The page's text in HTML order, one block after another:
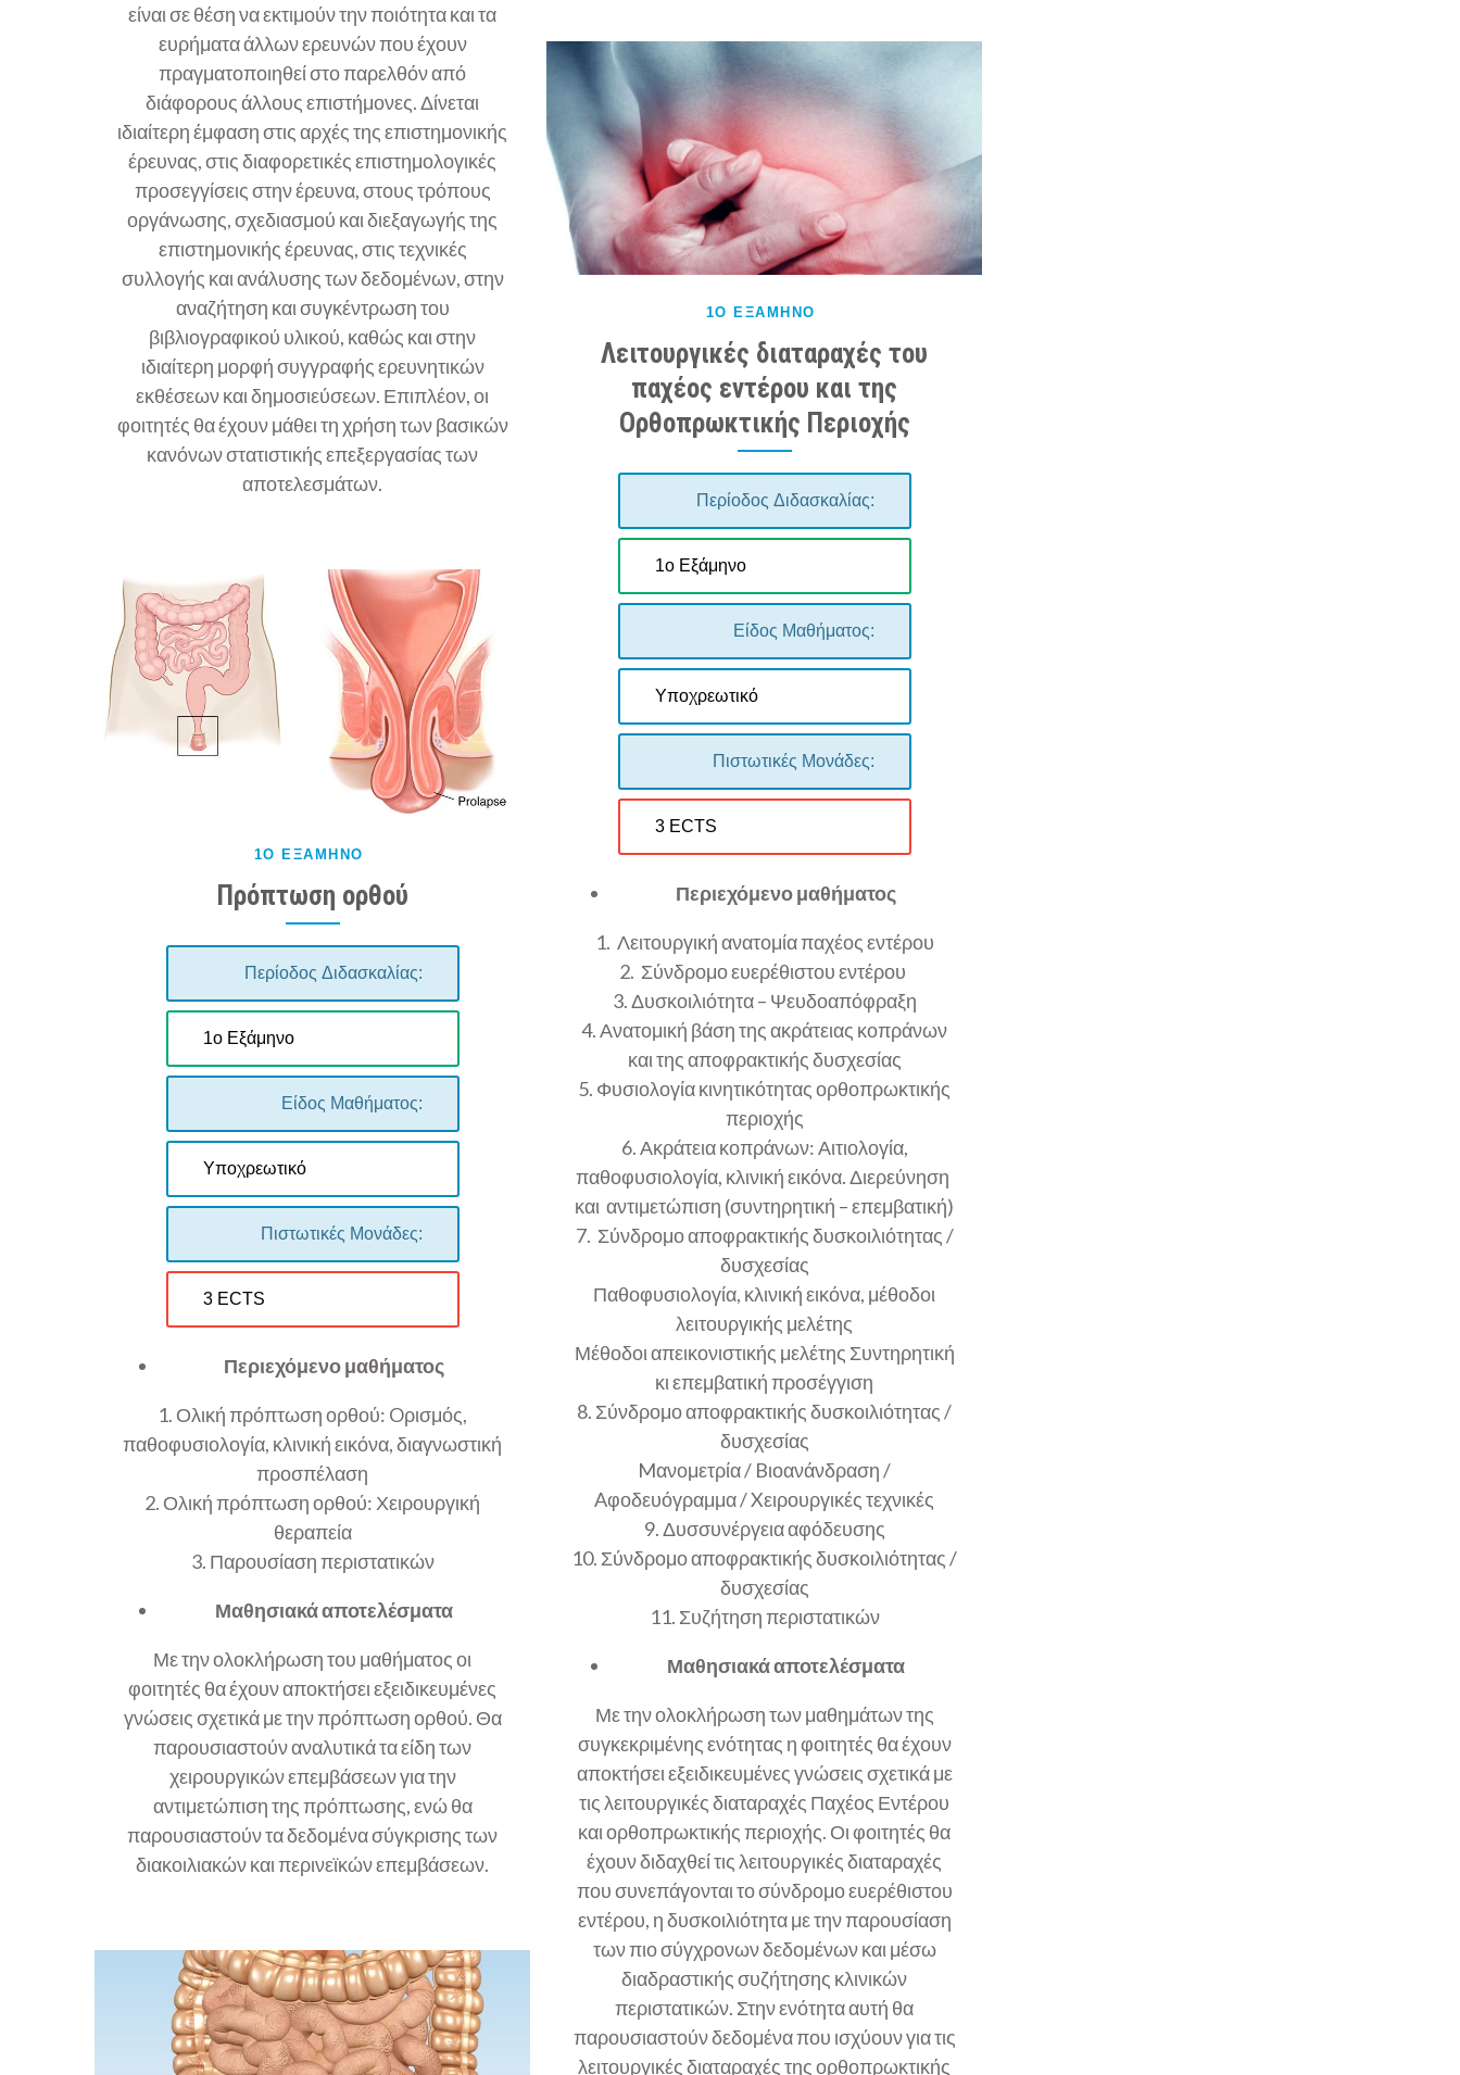
είναι σε θέση να εκτιμούν την ποιότητα και τα
ευρήματα άλλων ερευνών που έχουν
πραγματοποιηθεί στο παρελθόν από
διάφορους άλλους επιστήμονες. Δίνεται
ιδιαίτερη έμφαση στις αρχές της επιστημονικής
έρευνας, στις διαφορετικές επιστημολογικές
προσεγγίσεις στην έρευνα, στους τρόπους
οργάνωσης, σχεδιασμού και διεξαγωγής της
επιστημονικής έρευνας, στις τεχνικές
συλλογής και ανάλυσης των δεδομένων, στην
αναζήτηση και συγκέντρωση του
βιβλιογραφικού υλικού, καθώς και στην
ιδιαίτερη μορφή συγγραφής ερευνητικών
εκθέσεων και δημοσιεύσεων. Επιπλέον, οι
φοιτητές θα έχουν μάθει τη χρήση των βασικών
κανόνων στατιστικής επεξεργασίας των
αποτελεσμάτων.
1Ο ΕΞΆΜΗΝΟ
Λειτουργικές διαταραχές του
παχέος εντέρου και της
Ορθοπρωκτικής Περιοχής
Περίοδος Διδασκαλίας:
1ο Εξάμηνο
Είδος Μαθήματος:
Υποχρεωτικό
Πιστωτικές Μονάδες:
3 ECTS
Περιεχόμενο μαθήματος
1. Λειτουργική ανατομία παχέος εντέρου
2. Σύνδρομο ευερέθιστου εντέρου
3. Δυσκοιλιότητα – Ψευδοαπόφραξη
4. Ανατομική βάση της ακράτειας κοπράνων
και της αποφρακτικής δυσχεσίας
5. Φυσιολογία κινητικότητας ορθοπρωκτικής
περιοχής
6. Ακράτεια κοπράνων: Αιτιολογία,
παθοφυσιολογία, κλινική εικόνα. Διερεύνηση
και αντιμετώπιση (συντηρητική – επεμβατική)
7. Σύνδρομο αποφρακτικής δυσκοιλιότητας /
δυσχεσίας
Παθοφυσιολογία, κλινική εικόνα, μέθοδοι
λειτουργικής μελέτης
Μέθοδοι απεικονιστικής μελέτης Συντηρητική
κι επεμβατική προσέγγιση
8. Σύνδρομο αποφρακτικής δυσκοιλιότητας /
δυσχεσίας
Mανομετρία / Bιοανάνδραση /
Aφοδευόγραμμα / Xειρουργικές τεχνικές
9. Δυσσυνέργεια αφόδευσης
10. Σύνδρομο αποφρακτικής δυσκοιλιότητας /
δυσχεσίας
11. Συζήτηση περιστατικών
Μαθησιακά αποτελέσματα
Με την ολοκλήρωση των μαθημάτων της
συγκεκριμένης ενότητας η φοιτητές θα έχουν
αποκτήσει εξειδικευμένες γνώσεις σχετικά με
τις λειτουργικές διαταραχές Παχέος Εντέρου
και ορθοπρωκτικής περιοχής. Οι φοιτητές θα
έχουν διδαχθεί τις λειτουργικές διαταραχές
που συνεπάγονται το σύνδρομο ευερέθιστου
εντέρου, η δυσκοιλιότητα με την παρουσίαση
των πιο σύγχρονων δεδομένων και μέσω
διαδραστικής συζήτησης κλινικών
περιστατικών. Στην ενότητα αυτή θα
παρουσιαστούν δεδομένα που ισχύουν για τις
λειτουργικές διαταραχές της ορθοπρωκτικής
1Ο ΕΞΆΜΗΝΟ
Πρόπτωση ορθού
Περίοδος Διδασκαλίας:
1ο Εξάμηνο
Είδος Μαθήματος:
Υποχρεωτικό
Πιστωτικές Μονάδες:
3 ECTS
Περιεχόμενο μαθήματος
1. Ολική πρόπτωση ορθού: Oρισμός,
παθοφυσιολογία, κλινική εικόνα, διαγνωστική
προσπέλαση
2. Ολική πρόπτωση ορθού: Χειρουργική
θεραπεία
3. Παρουσίαση περιστατικών
Μαθησιακά αποτελέσματα
Με την ολοκλήρωση του μαθήματος οι
φοιτητές θα έχουν αποκτήσει εξειδικευμένες
γνώσεις σχετικά με την πρόπτωση ορθού. Θα
παρουσιαστούν αναλυτικά τα είδη των
χειρουργικών επεμβάσεων για την
αντιμετώπιση της πρόπτωσης, ενώ θα
παρουσιαστούν τα δεδομένα σύγκρισης των
διακοιλιακών και περινεϊκών επεμβάσεων.